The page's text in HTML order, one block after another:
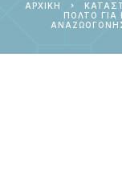
ΑΡΧΙΚΉ
ΠΟΛΤΌ ΓΙΑ